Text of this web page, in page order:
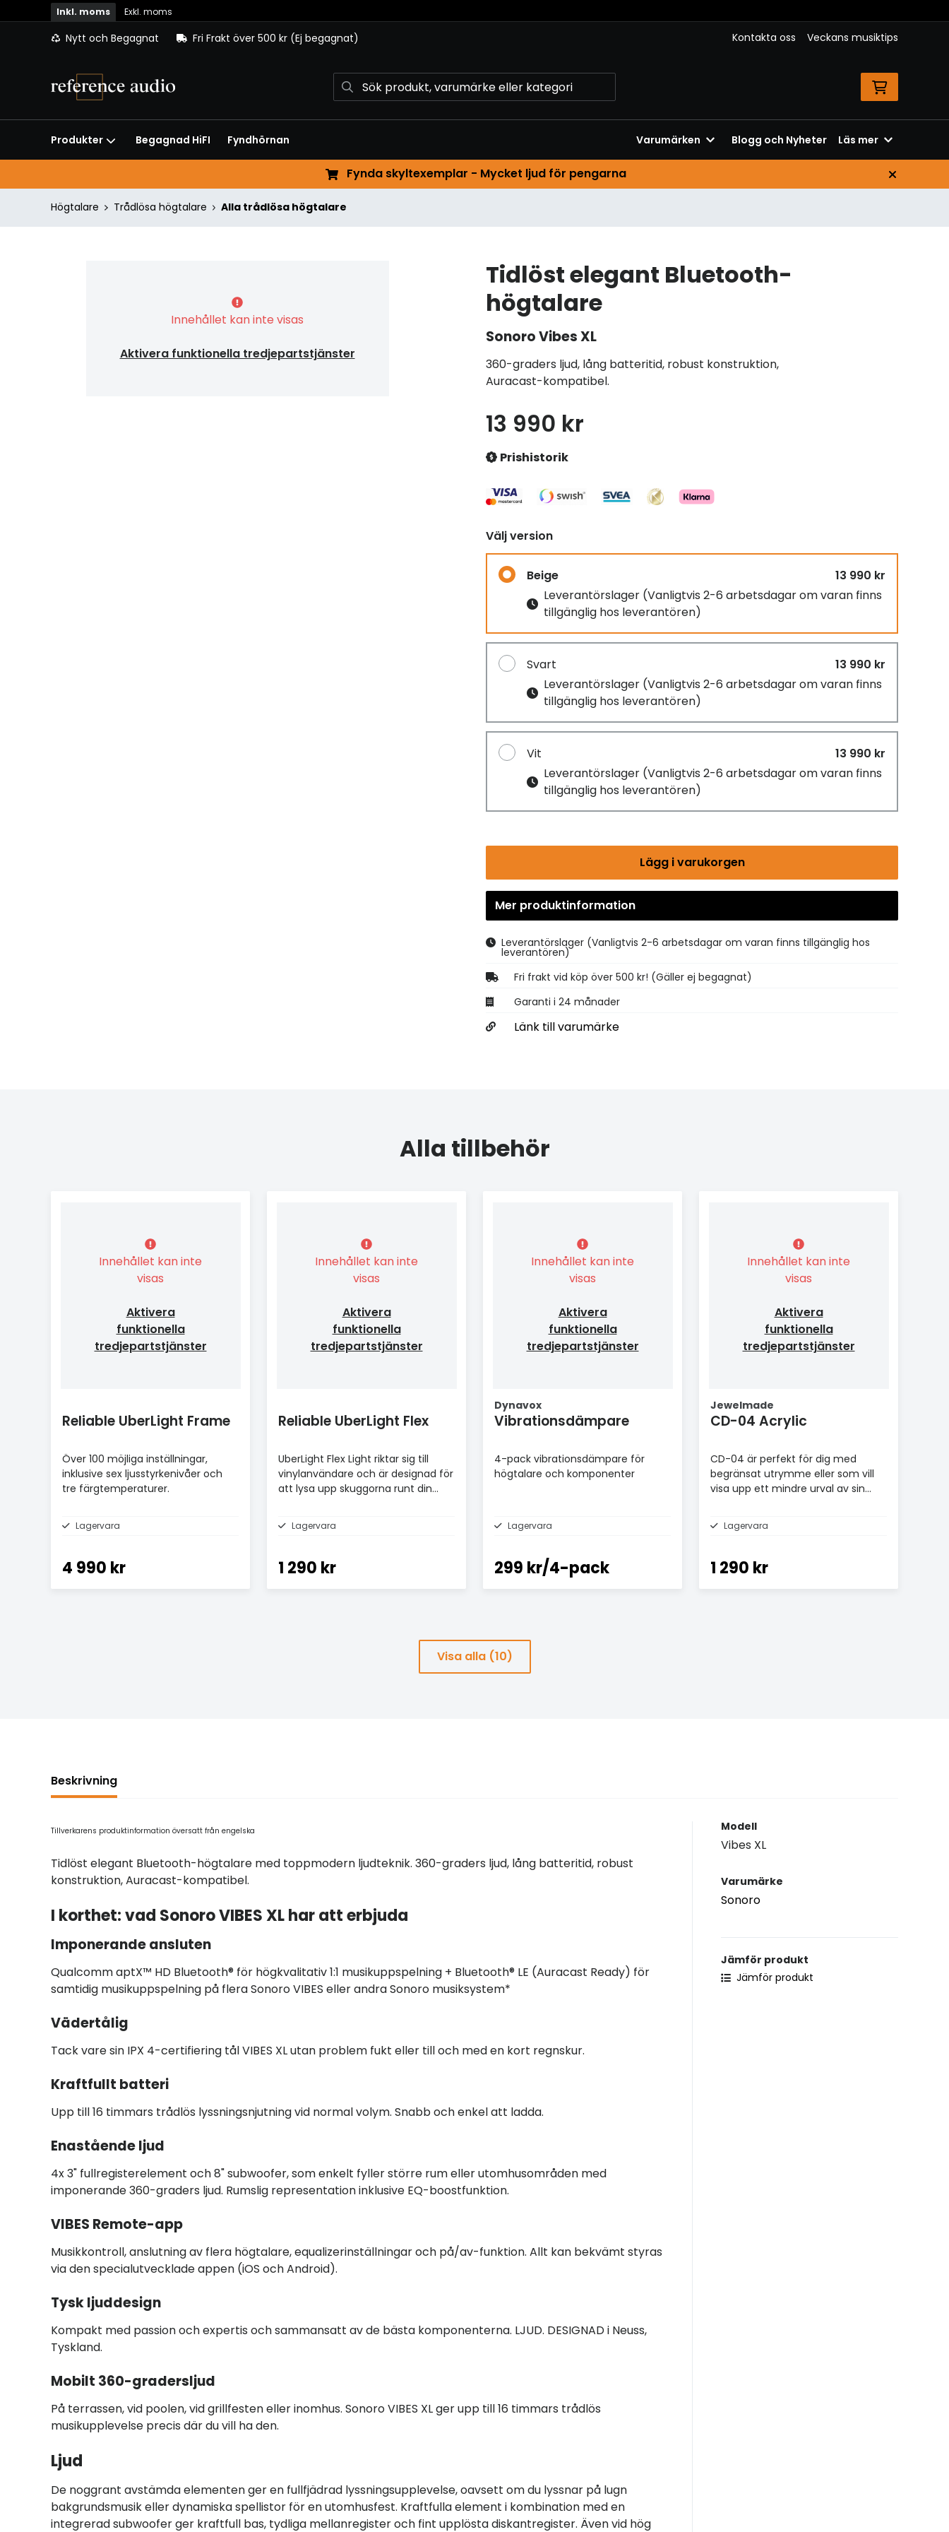
Inkl. moms Exkl. moms
Nytt och Begagnat Fri Frakt över 500 kr (Ej begagnat) Kontakta oss Veckans musiktips
Produkter Begagnad HiFI Fyndhörnan Varumärken Blogg och Nyheter Läs mer
Fynda skyltexemplar - Mycket ljud för pengarna
Högtalare Trådlösa högtalare Alla trådlösa högtalare
Innehållet kan inte visas
Aktivera funktionella tredjepartstjänster
Tidlöst elegant Bluetooth-
högtalare
SonoroVibes XL
360-graders ljud, lång batteritid, robust konstruktion,
Auracast-kompatibel.
13 990 kr
Prishistorik
Välj version
Beige
13 990 kr
Leverantörslager (Vanligtvis 2-6 arbetsdagar om varan finns
tillgänglig hos leverantören)
Svart
13 990 kr
Leverantörslager (Vanligtvis 2-6 arbetsdagar om varan finns
tillgänglig hos leverantören)
Vit
13 990 kr
Leverantörslager (Vanligtvis 2-6 arbetsdagar om varan finns
tillgänglig hos leverantören)
Lägg i varukorgen
Mer produktinformation
Leverantörslager (Vanligtvis 2-6 arbetsdagar om varan finns tillgänglig hos
leverantören)
Fri frakt vid köp över 500 kr! (Gäller ej begagnat)
Garanti i 24 månader
Länk till varumärke
Alla tillbehör
Innehållet kan inte
visas
Aktivera
funktionella
tredjepartstjänster
Reliable UberLight Frame
Över 100 möjliga inställningar,
inklusive sex ljusstyrkenivåer och
tre färgtemperaturer.
Lagervara
4 990 kr
Innehållet kan inte
visas
Aktivera
funktionella
tredjepartstjänster
Reliable UberLight Flex
UberLight Flex Light riktar sig till
vinylanvändare och är designad för
att lysa upp skuggorna runt din
Lagervara
1 290 kr
Innehållet kan inte
visas
Aktivera
funktionella
tredjepartstjänster
Dynavox
Vibrationsdämpare
4-pack vibrationsdämpare för
högtalare och komponenter
Lagervara
299 kr/4-pack
Innehållet kan inte
visas
Aktivera
funktionella
tredjepartstjänster
Jewelmade
CD-04 Acrylic
CD-04 är perfekt för dig med
begränsat utrymme eller som vill
visa upp ett mindre urval av sin
Lagervara
1 290 kr
Visa alla (10)
Beskrivning
Tillverkarens produktinformation översatt från engelska
Tidlöst elegant Bluetooth-högtalare med toppmodern ljudteknik. 360-graders ljud, lång batteritid, robust
konstruktion, Auracast-kompatibel.
I korthet: vad Sonoro VIBES XL har att erbjuda
Imponerande ansluten
Qualcomm aptX™ HD Bluetooth® för högkvalitativ 1:1 musikuppspelning + Bluetooth® LE (Auracast Ready) för
samtidig musikuppspelning på flera Sonoro VIBES eller andra Sonoro musiksystem*
Vädertålig
Tack vare sin IPX 4-certifiering tål VIBES XL utan problem fukt eller till och med en kort regnskur.
Kraftfullt batteri
Upp till 16 timmars trådlös lyssningsnjutning vid normal volym. Snabb och enkel att ladda.
Enastående ljud
4x 3" fullregisterelement och 8" subwoofer, som enkelt fyller större rum eller utomhusområden med
imponerande 360-graders ljud. Rumslig representation inklusive EQ-boostfunktion.
VIBES Remote-app
Musikkontroll, anslutning av flera högtalare, equalizerinställningar och på/av-funktion. Allt kan bekvämt styras
via den specialutvecklade appen (iOS och Android).
Tysk ljuddesign
Kompakt med passion och expertis och sammansatt av de bästa komponenterna. LJUD. DESIGNAD i Neuss,
Tyskland.
Mobilt 360-gradersljud
På terrassen, vid poolen, vid grillfesten eller inomhus. Sonoro VIBES XL ger upp till 16 timmars trådlös
musikupplevelse precis där du vill ha den.
Ljud
De noggrant avstämda elementen ger en fullfjädrad lyssningsupplevelse, oavsett om du lyssnar på lugn
bakgrundsmusik eller dynamiska spellistor för en utomhusfest. Kraftfulla element i kombination med en
integrerad subwoofer ger kraftfull bas, tydliga mellanregister och fint upplösta diskantregister. Även vid hög
Modell
Vibes XL
Varumärke
Sonoro
Jämför produkt
Jämför produkt